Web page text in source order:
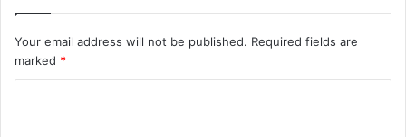
Your email address will not be published. Required fields are
marked *